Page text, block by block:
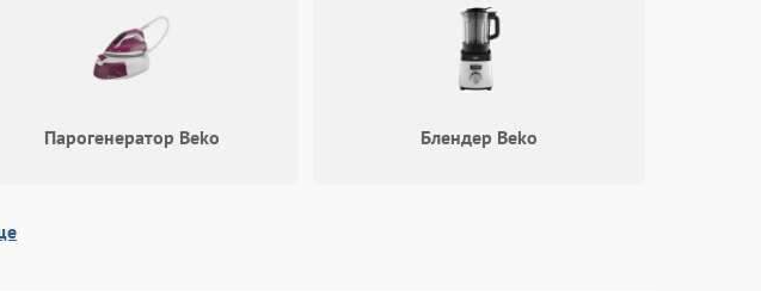
Парогенератор Beko Блендер Beko